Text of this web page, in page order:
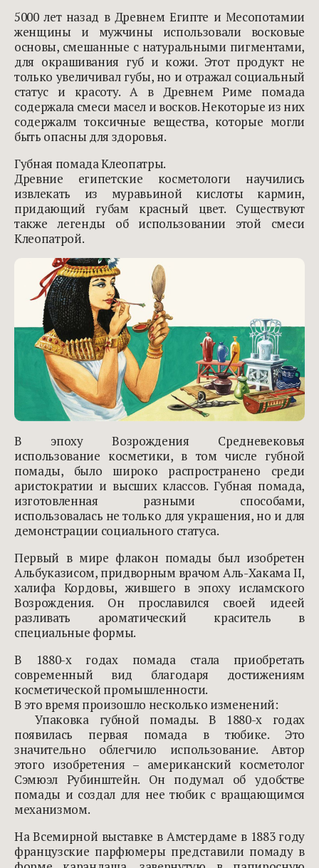
5000 лет назад в Древнем Египте и Месопотамии
женщины и мужчины использовали восковые
основы, смешанные с натуральными пигментами,
для окрашивания губ и кожи. Этот продукт не
только увеличивал губы, но и отражал социальный
статус и красоту. А в Древнем Риме помада
содержала смеси масел и восков. Некоторые из них
содержалм токсичные вещества, которые могли
быть опасны для здоровья.
Губная помада Клеопатры.
Древние египетские косметологи научились
извлекать из муравьиной кислоты кармин,
придающий губам красный цвет. Существуют
также легенды об использовании этой смеси
Клеопатрой.
В эпоху Возрождения Средневековья
использование косметики, в том числе губной
помады, было широко распространено среди
аристократии и высших классов. Губная помада,
изготовленная разными способами,
использовалась не только для украшения, но и для
демонстрации социального статуса.
Первый в мире флакон помады был изобретен
Альбуказисом, придворным врачом Аль-Хакама II,
халифа Кордовы, жившего в эпоху исламского
Возрождения. Он прославился своей идеей
разливать ароматический краситель в
специальные формы.
В 1880-х годах помада стала приобретать
современный вид благодаря достижениям
косметической промышленности.
В это время произошло несколько изменений:
Упаковка губной помады. В 1880-х годах
появилась первая помада в тюбике. Это
значительно облегчило использование. Автор
этого изобретения – американский косметолог
Сэмюэл Рубинштейн. Он подумал об удобстве
помады и создал для нее тюбик с вращающимся
механизмом.
На Всемирной выставке в Амстердаме в 1883 году
французские парфюмеры представили помаду в